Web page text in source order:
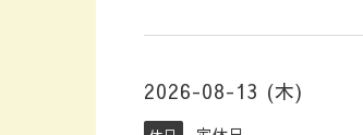
2026-08-13 (木)